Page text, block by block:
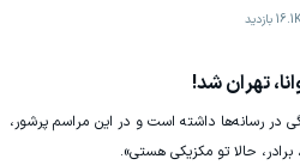
16.1K بازدید
تهران شد!
در رسانه‌ها داشته است و در این مراسم پرشور،
برادر، حالا تو مکزیکی هستی».